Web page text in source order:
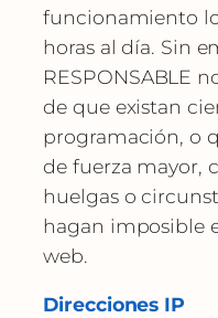
funcionamiento
horas al día. Sin
RESPONSABLE
de que existan
programación, o
de fuerza mayor,
huelgas o
hagan imposible
web.
Direcciones IP